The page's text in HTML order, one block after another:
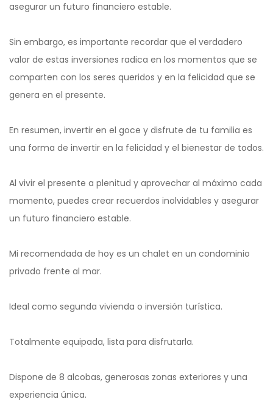
asegurar un futuro financiero estable.
Sin embargo, es importante recordar que el verdadero
valor de estas inversiones radica en los momentos que se
comparten con los seres queridos y en la felicidad que se
genera en el presente.
En resumen, invertir en el goce y disfrute de tu familia es
una forma de invertir en la felicidad y el bienestar de todos.
Al vivir el presente a plenitud y aprovechar al máximo cada
momento, puedes crear recuerdos inolvidables y asegurar
un futuro financiero estable.
Mi recomendada de hoy es un chalet en un condominio
privado frente al mar.
Ideal como segunda vivienda o inversión turística.
Totalmente equipada, lista para disfrutarla.
Dispone de 8 alcobas, generosas zonas exteriores y una
experiencia única.